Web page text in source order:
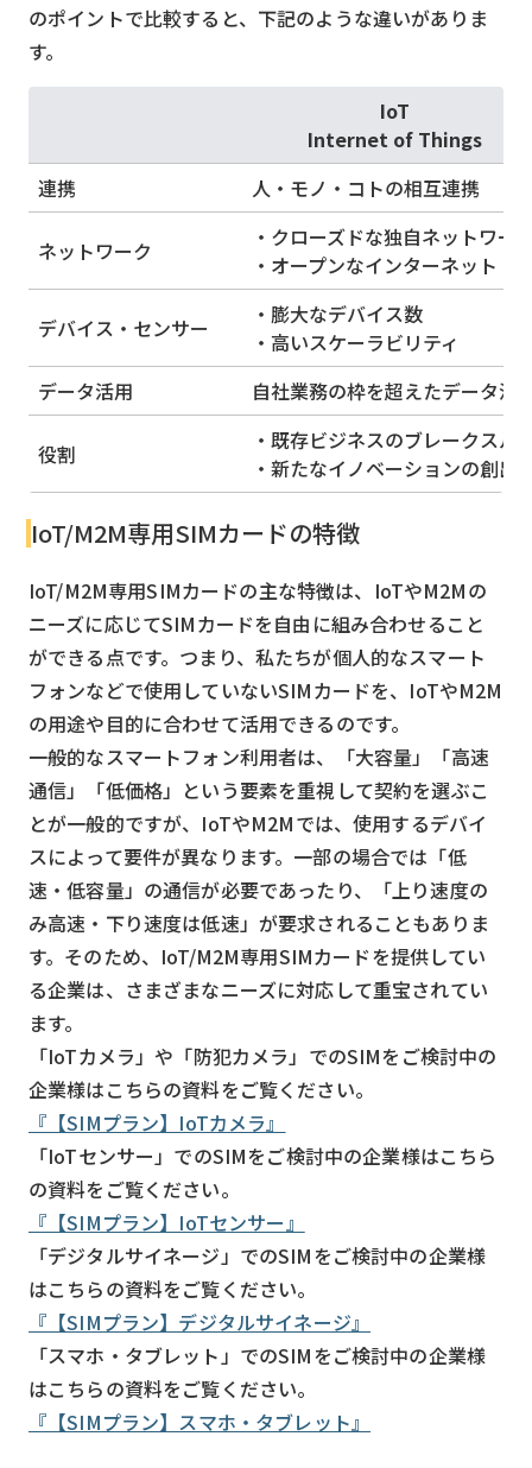
のポイントで比較すると、下記のような違いがありま
す。
IoT
Internet of Things
連携
人・モノ・コトの相互連携
ネットワーク
・クローズドな独自ネットワー
・オープンなインターネット
デバイス・センサー
・膨大なデバイス数
・高いスケーラビリティ
データ活用
自社業務の枠を超えたデータ活
役割
・既存ビジネスのブレークスル
・新たなイノベーションの創出
IoT/M2M専用SIMカードの特徴
IoT/M2M専用SIMカードの主な特徴は、IoTやM2Mの
ニーズに応じてSIMカードを自由に組み合わせること
ができる点です。つまり、私たちが個人的なスマート
フォンなどで使用していないSIMカードを、IoTやM2M
の用途や目的に合わせて活用できるのです。
一般的なスマートフォン利用者は、「大容量」「高速
通信」「低価格」という要素を重視して契約を選ぶこ
とが一般的ですが、IoTやM2Mでは、使用するデバイ
スによって要件が異なります。一部の場合では「低
速・低容量」の通信が必要であったり、「上り速度の
み高速・下り速度は低速」が要求されることもありま
す。そのため、IoT/M2M専用SIMカードを提供してい
る企業は、さまざまなニーズに対応して重宝されてい
ます。
「IoTカメラ」や「防犯カメラ」でのSIMをご検討中の
企業様はこちらの資料をご覧ください。
『【SIMプラン】IoTカメラ』
「IoTセンサー」でのSIMをご検討中の企業様はこちら
の資料をご覧ください。
『【SIMプラン】IoTセンサー』
「デジタルサイネージ」でのSIMをご検討中の企業様
はこちらの資料をご覧ください。
『【SIMプラン】デジタルサイネージ』
「スマホ・タブレット」でのSIMをご検討中の企業様
はこちらの資料をご覧ください。
『【SIMプラン】スマホ・タブレット』